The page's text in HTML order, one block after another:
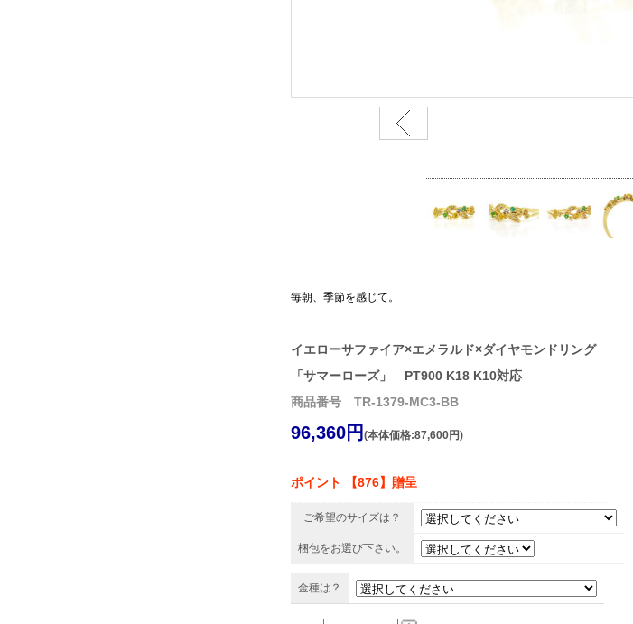
毎朝、季節を感じて。
イエローサファイア×エメラルド×ダイヤモンドリング
「サマーローズ」 PT900 K18 K10対応
商品番号 TR-1379-MC3-BB
96,360円 (本体価格:87,600円)
ポイント 【876】贈呈
ご希望のサイズは？
梱包をお選び下さい。
金種は？